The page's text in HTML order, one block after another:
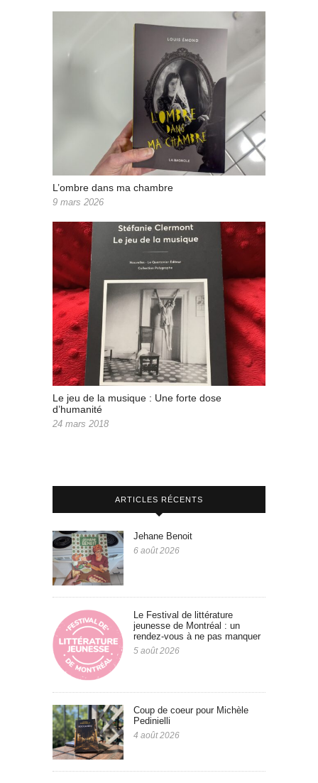
L’ombre dans ma chambre
9 mars 2026
Le jeu de la musique : Une forte dose
d’humanité
24 mars 2018
ARTICLES RÉCENTS
Jehane Benoit
6 août 2026
Le Festival de littérature
jeunesse de Montréal : un
rendez-vous à ne pas manquer
5 août 2026
Coup de coeur pour Michèle
Pedinielli
4 août 2026